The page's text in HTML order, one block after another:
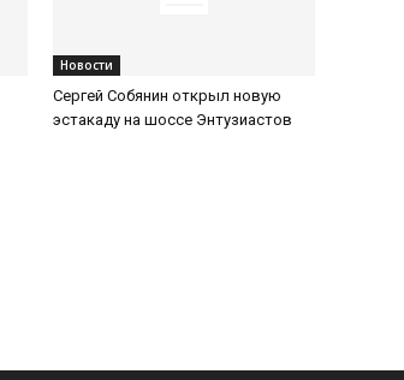
Новости
Сергей Собянин открыл новую
эстакаду на шоссе Энтузиастов